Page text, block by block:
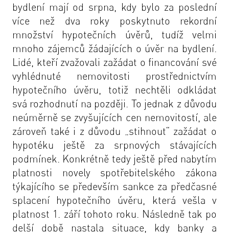
bydlení mají od srpna, kdy bylo za poslední
více než dva roky poskytnuto rekordní
množství hypotečních úvěrů, tudíž velmi
mnoho zájemců žádajících o úvěr na bydlení.
Lidé, kteří zvažovali zažádat o financování své
vyhlédnuté nemovitosti prostřednictvím
hypotečního úvěru, totiž nechtěli odkládat
svá rozhodnutí na později. To jednak z důvodu
neúměrně se zvyšujících cen nemovitostí, ale
zároveň také i z důvodu „stihnout“ zažádat o
hypotéku ještě za srpnových stávajících
podmínek. Konkrétně tedy ještě před nabytím
platnosti novely spotřebitelského zákona
týkajícího se především sankce za předčasné
splacení hypotečního úvěru, která vešla v
platnost 1. září tohoto roku. Následně tak po
delší době nastala situace, kdy banky a